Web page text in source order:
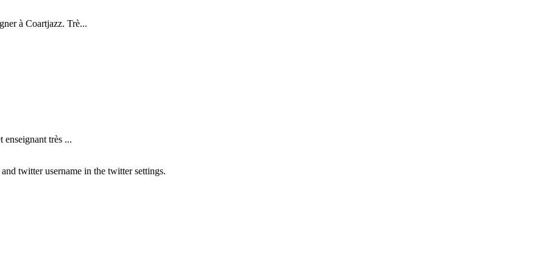
à Coartjazz. Trè...
enseignant très ...
twitter username in the twitter settings.